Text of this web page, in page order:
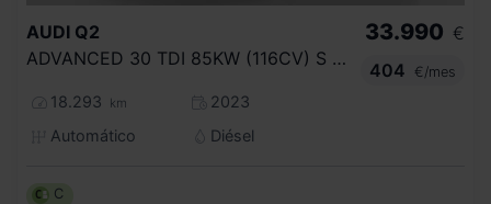
AUDI Q2
ADVANCED 30 TDI 85KW (116CV) S TRONIC
18.293 km
2023
Automático
Diésel
33.990 €
404
€/mes
C